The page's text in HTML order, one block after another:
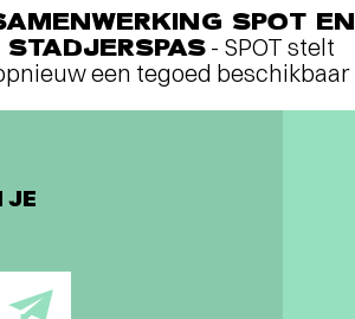
SPOT EN
STADJERSPAS - SPOT stelt
een tegoed beschikbaar
JE